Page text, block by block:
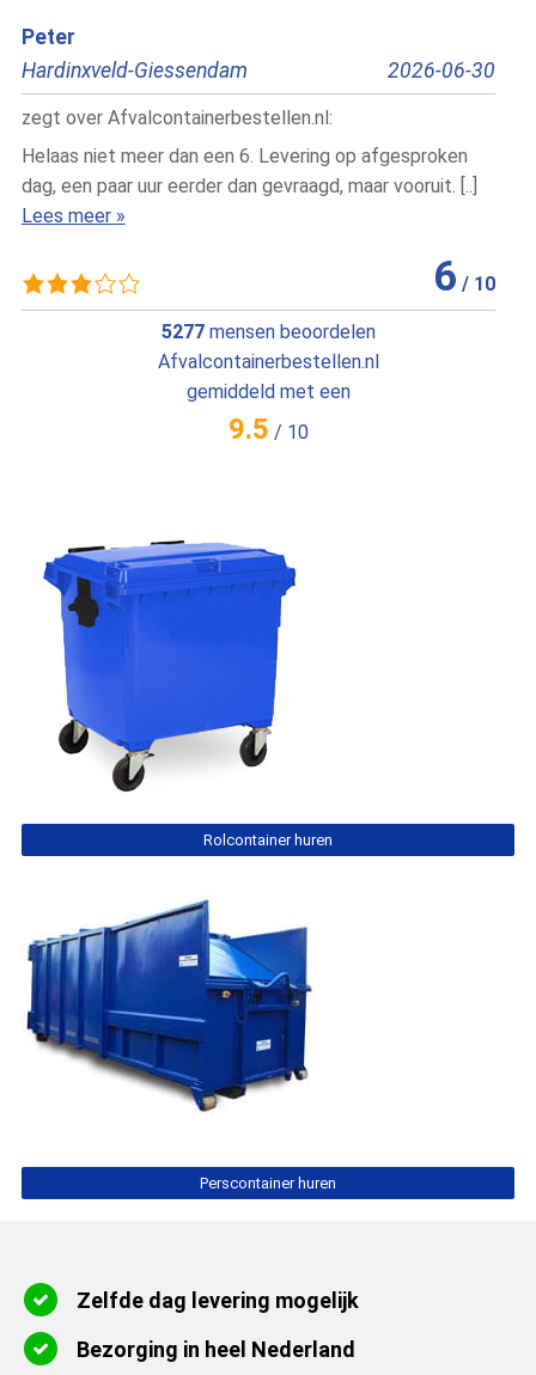
06-30
[..]
6/10
Pesse
2026-
zegt overAfvalcontainerbestellen.nl
Snelle vlotte service , vriendelijke chauffeur
Lees meer »
5277mensen beoordelen
Afvalcontainerbestellen.nl
gemiddeld met een
9.5 / 10
Rolcontainer huren
Perscontainer huren
Zelfde dag levering mogelijk
Bezorging in heel Nederland